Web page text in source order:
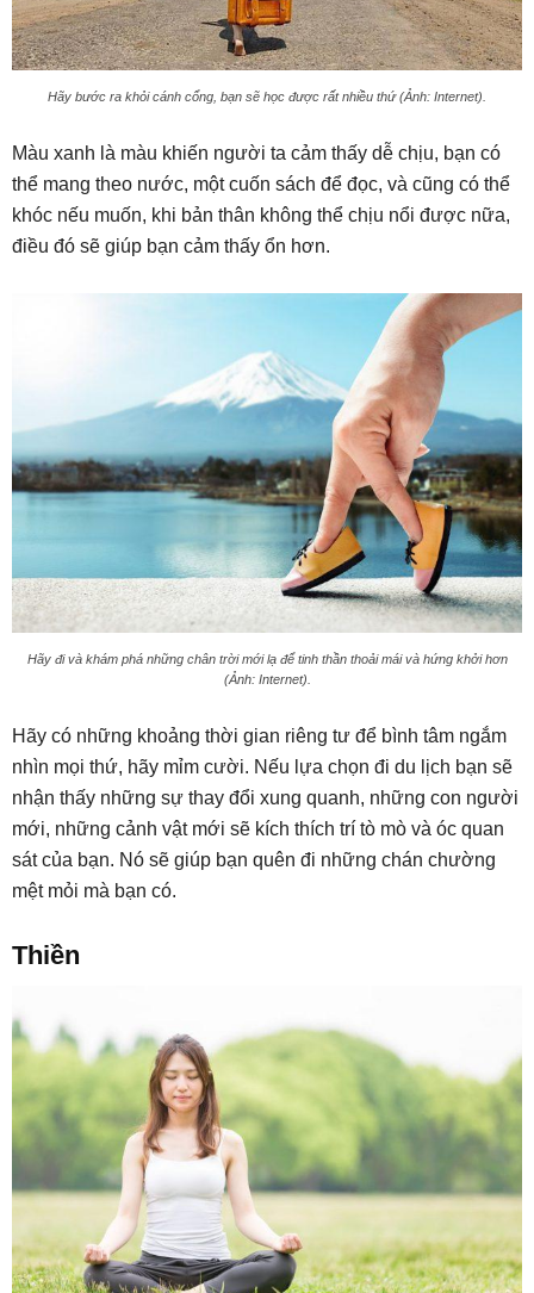
Hãy bước ra khỏi cánh cổng, bạn sẽ học được rất nhiều thứ (Ảnh: Internet).
Màu xanh là màu khiến người ta cảm thấy dễ chịu, bạn có
thể mang theo nước, một cuốn sách để đọc, và cũng có thể
khóc nếu muốn, khi bản thân không thể chịu nổi được nữa,
điều đó sẽ giúp bạn cảm thấy ổn hơn.
Hãy đi và khám phá những chân trời mới lạ để tinh thần thoải mái và hứng khởi hơn
(Ảnh: Internet).
Hãy có những khoảng thời gian riêng tư để bình tâm ngắm
nhìn mọi thứ, hãy mỉm cười. Nếu lựa chọn đi du lịch bạn sẽ
nhận thấy những sự thay đổi xung quanh, những con người
mới, những cảnh vật mới sẽ kích thích trí tò mò và óc quan
sát của bạn. Nó sẽ giúp bạn quên đi những chán chường
mệt mỏi mà bạn có.
Thiền